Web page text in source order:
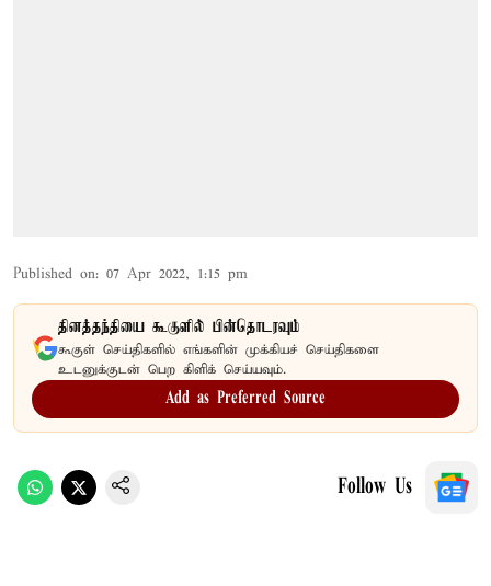
Published on: 07 Apr 2022, 1:15 pm
தினத்தந்தியை கூகுளில் பின்தொடரவும்
கூகுள் செய்திகளில் எங்களின் முக்கியச் செய்திகளை
உடனுக்குடன் பெற கிளிக் செய்யவும்.
Add as Preferred Source
Follow Us